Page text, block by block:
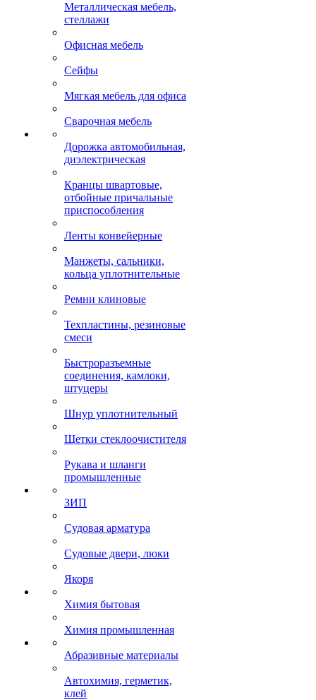
Металлическая мебель,
стеллажи
Офисная мебель
Сейфы
Мягкая мебель для офиса
Сварочная мебель
Дорожка автомобильная,
диэлектрическая
Кранцы швартовые,
отбойные причальные
приспособления
Ленты конвейерные
Манжеты, сальники,
кольца уплотнительные
Ремни клиновые
Техпластины, резиновые
смеси
Быстроразъемные
соединения, камлоки,
штуцеры
Шнур уплотнительный
Щетки стеклоочистителя
Рукава и шланги
промышленные
ЗИП
Судовая арматура
Судовые двери, люки
Якоря
Химия бытовая
Химия промышленная
Абразивные материалы
Автохимия, герметик,
клей